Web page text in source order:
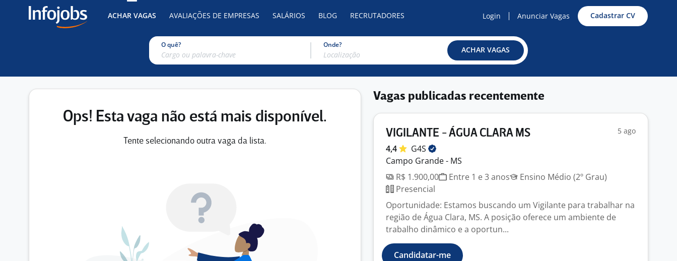
ACHAR VAGAS AVALIAÇÕES DE EMPRESAS SALÁRIOS BLOG RECRUTADORES Login Anunciar Vagas Cadastrar CV
O quê? Onde?
ACHAR VAGAS
Ops! Esta vaga não está mais disponível.
Tente selecionando outra vaga da lista.
Vagas publicadas recentemente
VIGILANTE - ÁGUA CLARA MS 5 ago
4,4
G4S
Campo Grande - MS
R$ 1.900,00
Entre 1 e 3 anos
Ensino Médio (2º Grau)
Presencial
Oportunidade: Estamos buscando um Vigilante para trabalhar na
região de Água Clara, MS. A posição oferece um ambiente de
trabalho dinâmico e a oportun...
Candidatar-me